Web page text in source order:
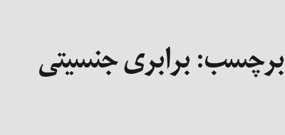
برچسب:برابری جنسیتی